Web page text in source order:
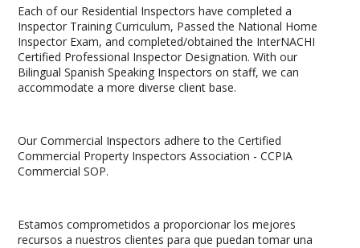
Each of our Residential Inspectors have completed a
Inspector Training Curriculum, Passed the National Home
Inspector Exam, and completed/obtained the InterNACHI
Certified Professional Inspector Designation. With our
Bilingual Spanish Speaking Inspectors on staff, we can
accommodate a more diverse client base.
Our Commercial Inspectors adhere to the Certified
Commercial Property Inspectors Association - CCPIA
Commercial SOP.
Estamos comprometidos a proporcionar los mejores
recursos a nuestros clientes para que puedan tomar una